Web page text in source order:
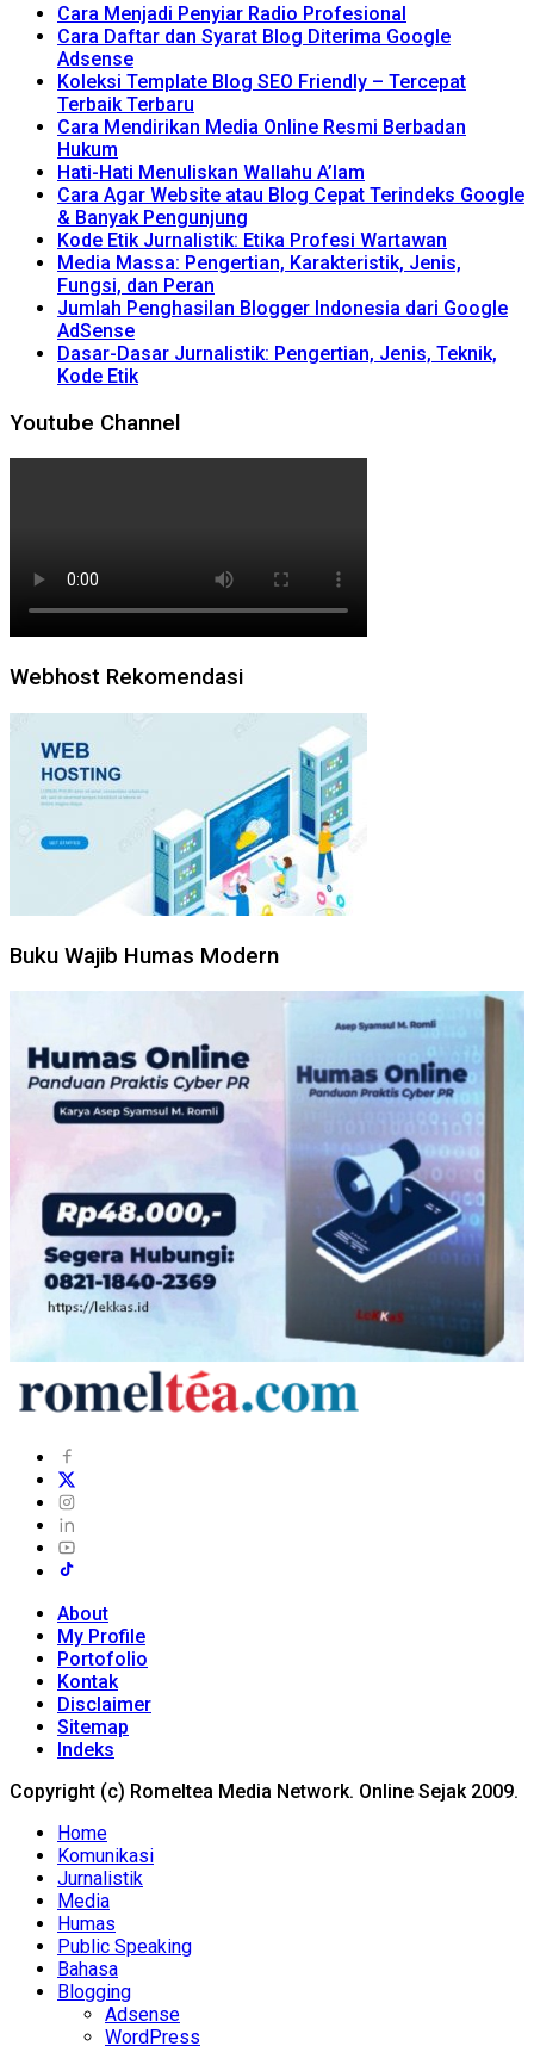
Cara Menjadi Penyiar Radio Profesional
Cara Daftar dan Syarat Blog Diterima Google
Adsense
Koleksi Template Blog SEO Friendly – Tercepat
Terbaik Terbaru
Cara Mendirikan Media Online Resmi Berbadan
Hukum
Hati-Hati Menuliskan Wallahu A’lam
Cara Agar Website atau Blog Cepat Terindeks Google
& Banyak Pengunjung
Kode Etik Jurnalistik: Etika Profesi Wartawan
Media Massa: Pengertian, Karakteristik, Jenis,
Fungsi, dan Peran
Jumlah Penghasilan Blogger Indonesia dari Google
AdSense
Dasar-Dasar Jurnalistik: Pengertian, Jenis, Teknik,
Kode Etik
Youtube Channel
Webhost Rekomendasi
Buku Wajib Humas Modern
About
My Profile
Portofolio
Kontak
Disclaimer
Sitemap
Indeks
Copyright (c) Romeltea Media Network. Online Sejak 2009.
Home
Komunikasi
Jurnalistik
Media
Humas
Public Speaking
Bahasa
Blogging
Adsense
WordPress